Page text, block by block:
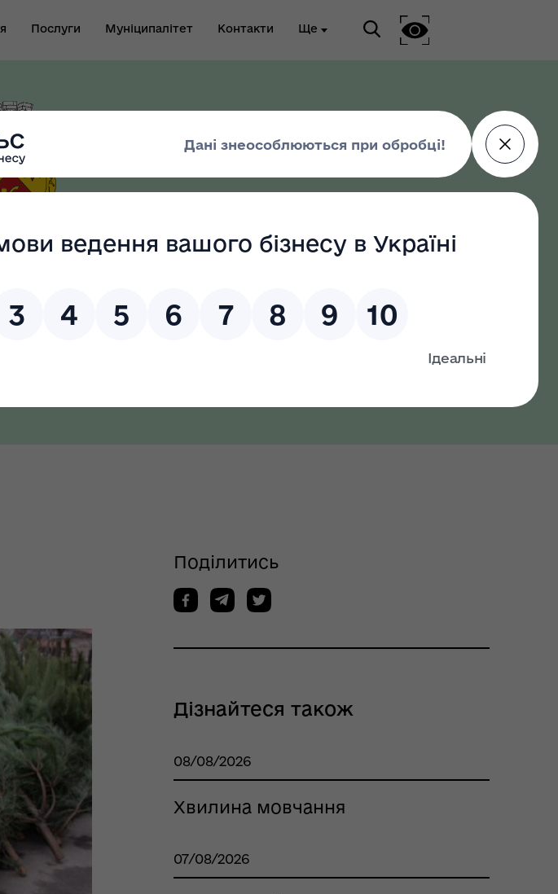
Послуги Муніципалітет Контакти Ще
Поділитись
Дізнайтеся також
08/08/2026
Хвилина мовчання
07/08/2026